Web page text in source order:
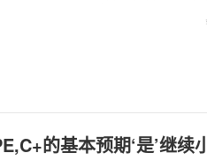
的基本预期‘是’继续